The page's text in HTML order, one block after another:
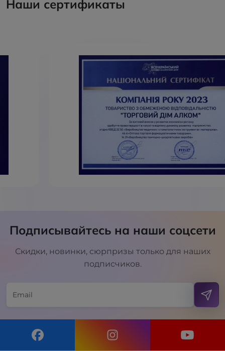
Наши сертификаты
Подписывайтесь на наши соцсети
Скидки, новинки, сюрпризы только для наших
подписчиков.